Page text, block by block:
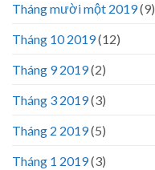
Tháng mười một 2019(9)
Tháng 10 2019(12)
Tháng 9 2019(2)
Tháng 3 2019(3)
Tháng 2 2019(5)
Tháng 1 2019(3)